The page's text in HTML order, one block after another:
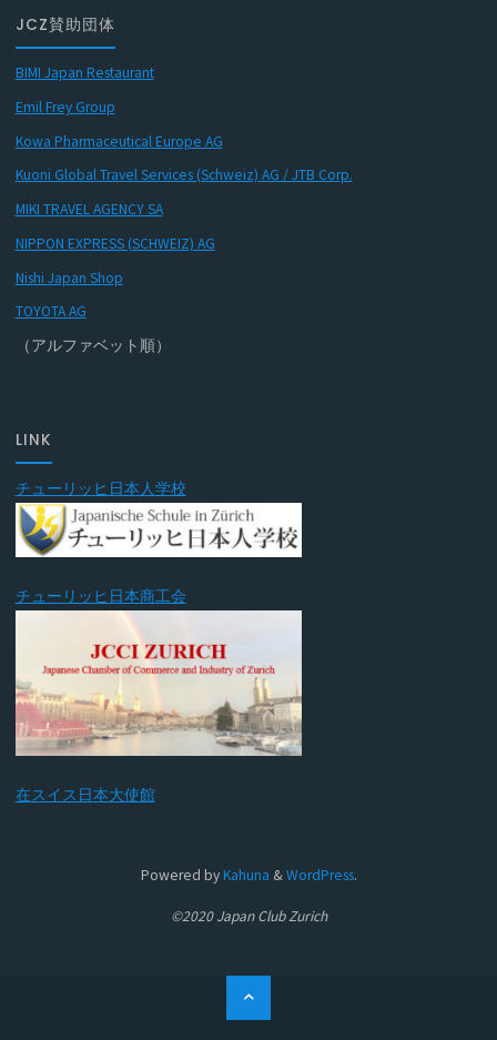
JCZ賛助団体
BIMI Japan Restaurant
Emil Frey Group
Kowa Pharmaceutical Europe AG
Kuoni Global Travel Services (Schweiz) AG / JTB Corp.
MIKI TRAVEL AGENCY SA
NIPPON EXPRESS (SCHWEIZ) AG
Nishi Japan Shop
TOYOTA AG
（アルファベット順）
LINK
チューリッヒ日本人学校
チューリッヒ日本商工会
在スイス日本大使館
Powered byKahuna &WordPress.
©2020 Japan Club Zurich
ト
ッ